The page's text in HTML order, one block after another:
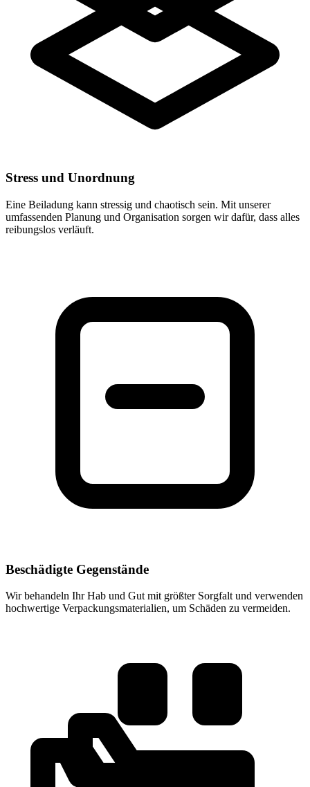
Stress und Unordnung
Eine Beiladung kann stressig und chaotisch sein. Mit unserer
umfassenden Planung und Organisation sorgen wir dafür, dass alles
reibungslos verläuft.
Beschädigte Gegenstände
Wir behandeln Ihr Hab und Gut mit größter Sorgfalt und verwenden
hochwertige Verpackungsmaterialien, um Schäden zu vermeiden.